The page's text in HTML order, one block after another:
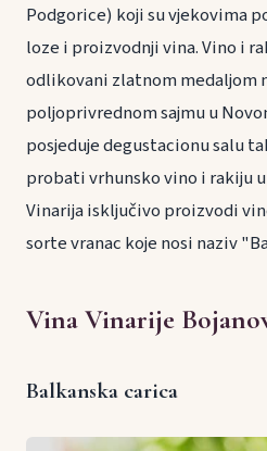
Podgorice) koji su vjekovima
loze i proizvodnji vina. Vino i
odlikovani zlatnom medaljom
poljoprivrednom sajmu u
posjeduje degustacionu salu
probati vrhunsko vino i rakiju
Vinarija isključivo proizvodi
sorte vranac koje nosi naziv
Vina Vinarije
Balkanska carica